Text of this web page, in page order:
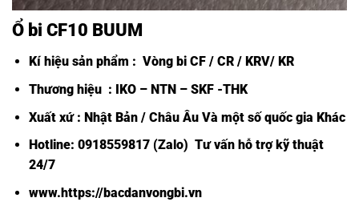
Ổ bi CF10 BUUM
Kí hiệu sản phẩm : Vòng bi CF / CR / KRV/ KR
Thương hiệu : IKO – NTN – SKF -THK
Xuất xứ : Nhật Bản / Châu Âu Và một số quốc gia Khác
Hotline: 0918559817 (Zalo) Tư vấn hỗ trợ kỹ thuật
24/7
www.https://bacdanvongbi.vn